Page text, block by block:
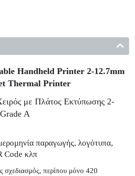
Handheld Printer 2-12.7mm
Thermal Printer
με Πλάτος Εκτύπωσης 2-
A
παραγωγής, λογότυπα,
Code κλπ
περίπου μόνο 420